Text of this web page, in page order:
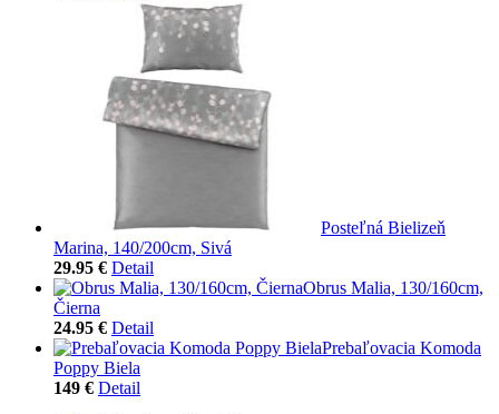
Posteľná Bielizeň
Marina, 140/200cm, Sivá
29.95 € Detail
Obrus Malia, 130/160cm,
Čierna
24.95 € Detail
Prebaľovacia Komoda
Poppy Biela
149 € Detail